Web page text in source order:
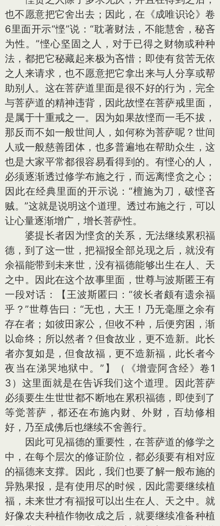
也不愿意把它舍出去；因此，在《成唯识论》卷
6里面开示“悭”说：“耽著财法，不能慧舍，秘吝
为性。”悭心坚固之人，对于已得之财物或种种
法，都把它秘藏起来极为吝惜；即使有贫苦无依
之人来请求，也不愿意把它拿出来与人分享或帮
助别人。这在菩萨道里面是很不好的行为，完全
与菩萨道的精神违背，因此故悭在菩萨戒里面，
是属于十重戒之一。因为如果故悭而一毛不拔，
那反而不如一般世间人，如何称为菩萨呢？世间
人或一般慈善团体，也多普遍地在帮助众生，这
也是大家平常都很容易看得到的。有悭心的人，
必须逐渐透过修学布施之行，而远离悭贪之心；
因此在经典里面的开示说：“檀施为刀，破悭吝
贼。”这就是说明这个道理。透过布施之行，可以
让心量逐渐增广，增长菩萨性。
婆提长者因为悭贪的关系，无法继续累积福
德，到了这一世，把福报全部兑现之后，就没有
余福能带到未来世，没有福德能够出生在人、天
之中。因此在这个故事里面，世尊与波斯匿王有
一段对话：【王波斯匿曰：“彼长者颇有遗余福
乎？”世尊告曰：“无也，大王！乃无毫厘之余有
存在者；如彼田家公，但收不种，后便穷困，渐
以命终；所以然者？但食故业，更不造新。此长
者亦复如是，但食故福，更不造新福，此长者今
夜当在涕哭地狱中。”】（《增壹阿含经》卷1
3）这里面就是在告诉我们这个道理。因此菩萨
必须要生生世世都不断地在累积福德，即使到了
等觉菩萨，都还在布施内财、外财，百劫修相
好，乃至成佛后也继续不舍善行。
因此可见福德的重要性，在菩萨道的修学之
中，在每个层次的修证阶位，都必须要有相对应
的福德来支撑。因此，我们也要了解一般布施的
异熟果报，是有使用尽的时候，因此需要继续植
福，未来世才有福报可以出生在人、天之中。就
好像农夫种植作物收成之后，就要继续准备种植